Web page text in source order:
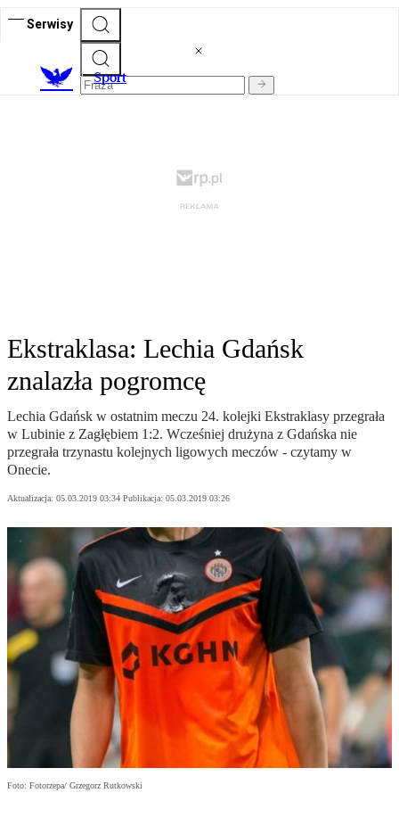
Serwisy
Sport
Ekstraklasa: Lechia Gdańsk
znalazła pogromcę
Lechia Gdańsk w ostatnim meczu 24. kolejki Ekstraklasy przegrała
w Lubinie z Zagłębiem 1:2. Wcześniej drużyna z Gdańska nie
przegrała trzynastu kolejnych ligowych meczów - czytamy w
Onecie.
Aktualizacja: 05.03.2019 03:34 Publikacja: 05.03.2019 03:26
Foto: Fotorzepa/ Grzegorz Rutkowski